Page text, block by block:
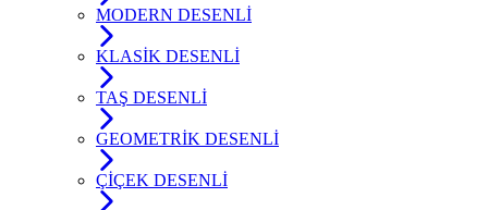
MODERN DESENLİ
KLASİK DESENLİ
TAŞ DESENLİ
GEOMETRİK DESENLİ
ÇİÇEK DESENLİ